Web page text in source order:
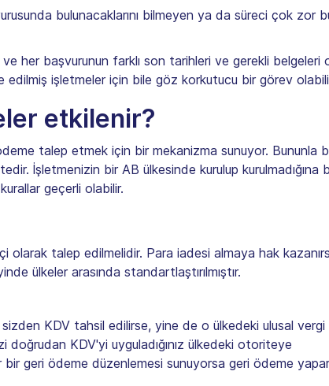
bulunacaklarını bilmeyen ya da süreci çok zor
her başvurunun farklı son tarihleri ve gerekli belgeleri
işletmeler için bile göz korkutucu bir görev
etkilenir?
talep etmek için bir mekanizma sunuyor. Bununla
İşletmenizin bir AB ülkesinde kurulup kurulmadığına
geçerli olabilir.
olarak talep edilmelidir. Para iadesi almaya hak
ülkeler arasında standartlaştırılmıştır.
KDV tahsil edilirse, yine de o ülkedeki ulusal vergi
doğrudan KDV'yi uyguladığınız ülkedeki otoriteye
geri ödeme düzenlemesi sunuyorsa geri ödeme